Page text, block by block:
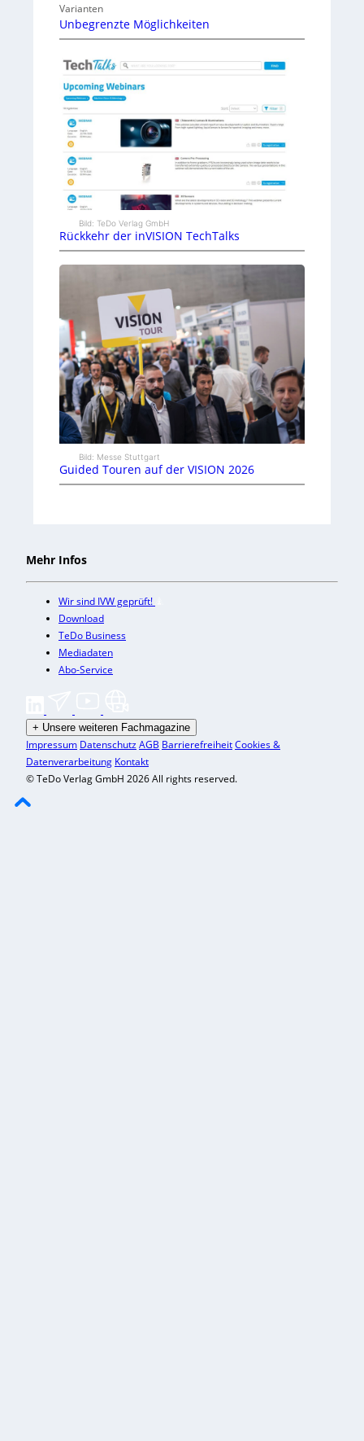
Varianten
Unbegrenzte Möglichkeiten
Bild: TeDo Verlag GmbH
Rückkehr der inVISION TechTalks
Bild: Messe Stuttgart
Guided Touren auf der VISION 2026
Mehr Infos
Wir sind IVW geprüft!
Download
TeDo Business
Mediadaten
Abo-Service
+ Unsere weiteren Fachmagazine
Impressum DatenschutzAGB BarrierefreiheitCookies &
Datenverarbeitung Kontakt
© TeDo Verlag GmbH 2026 All rights reserved.